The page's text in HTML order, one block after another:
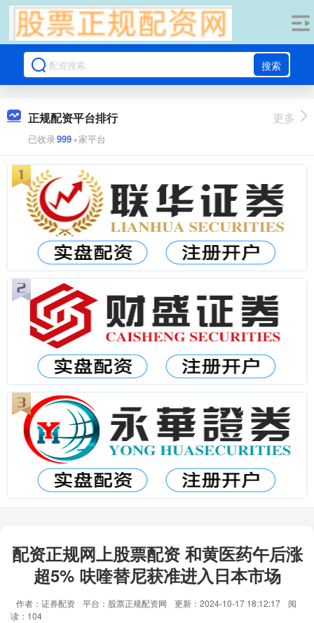
搜索
正规配资平台排行
已收录999+家平台
更多
配资正规网上股票配资 和黄医药午后涨
超5% 呋喹替尼获准进入日本市场
作者：证券配资 平台：股票正规配资网 更新：2024-10-17 18:12:17
阅
读：104